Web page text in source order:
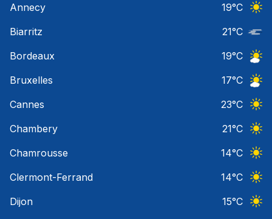
Annecy
19°C
Biarritz
21°C
Bordeaux
19°C
Bruxelles
17°C
Cannes
23°C
Chambery
21°C
Chamrousse
14°C
Clermont-Ferrand
14°C
Dijon
15°C